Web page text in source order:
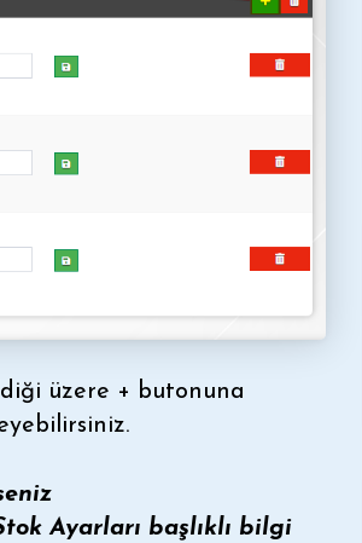
üzere + butonuna
Ayarları başlıklı bilgi